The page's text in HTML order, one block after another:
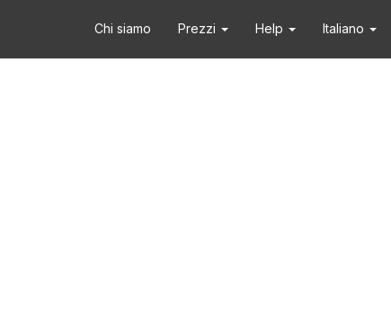
Chi siamo Prezzi Help Italiano